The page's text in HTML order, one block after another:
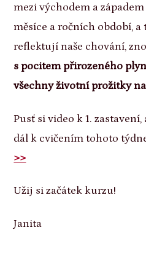
mezi východem a
měsíce a ročních období,
reflektují naše chování,
s pocitem přirozeného
všechny životní prožitky
Pusť si video k 1.
dál k cvičením tohoto
>>
Užij si začátek kurzu!
Janita